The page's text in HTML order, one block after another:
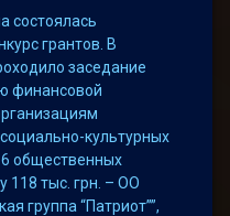
состоялась
грантов. В
заседание
финансовой
культурных
общественных
118 тыс. грн. – ОО
группа “Патриот””,